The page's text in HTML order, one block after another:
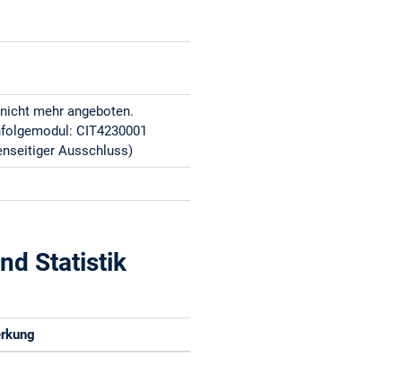
mehr angeboten.
CIT4230001
Ausschluss)
Statistik